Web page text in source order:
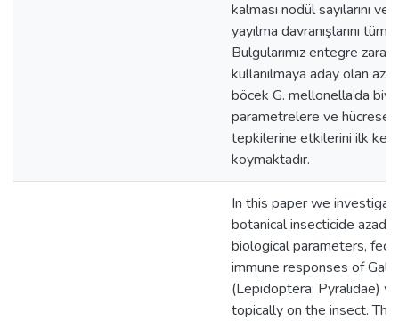
kalması nodül sayılarını
yayılma davranışlarını tüm
Bulgularımız entegre
kullanılmaya aday olan
böcek G. mellonella’da
parametrelere ve hücresel
tepkilerine etkilerini ilk kez
koymaktadır.
In this paper we
botanical insecticide
biological parameters,
immune responses of
(Lepidoptera: Pyralidae)
topically on the insect.